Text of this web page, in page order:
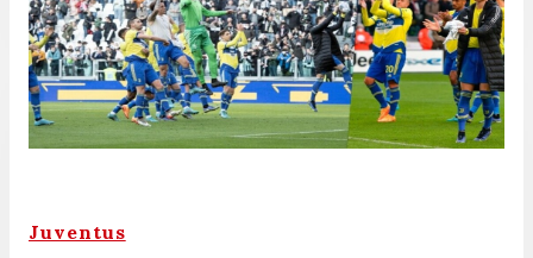
Juventus